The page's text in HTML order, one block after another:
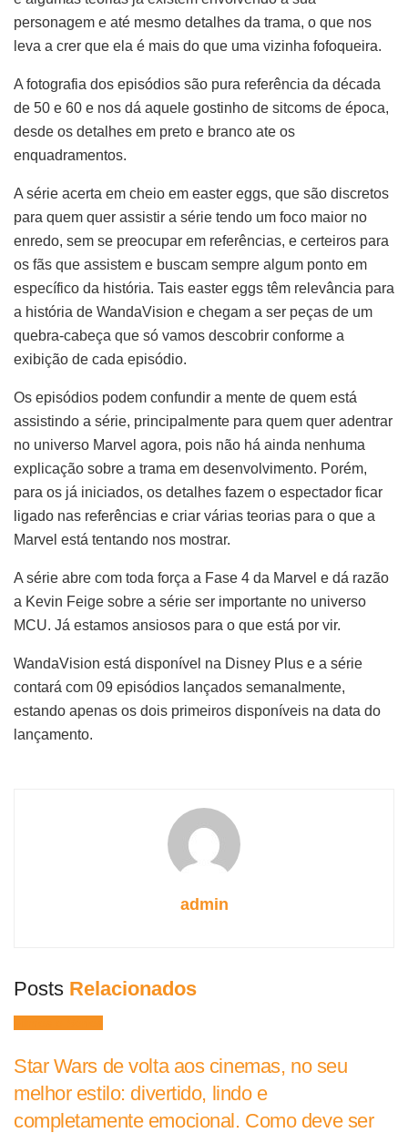
personagem e até mesmo detalhes da trama, o que nos
leva a crer que ela é mais do que uma vizinha fofoqueira.
A fotografia dos episódios são pura referência da década
de 50 e 60 e nos dá aquele gostinho de sitcoms de época,
desde os detalhes em preto e branco ate os
enquadramentos.
A série acerta em cheio em easter eggs, que são discretos
para quem quer assistir a série tendo um foco maior no
enredo, sem se preocupar em referências, e certeiros para
os fãs que assistem e buscam sempre algum ponto em
específico da história. Tais easter eggs têm relevância para
a história de WandaVision e chegam a ser peças de um
quebra-cabeça que só vamos descobrir conforme a
exibição de cada episódio.
Os episódios podem confundir a mente de quem está
assistindo a série, principalmente para quem quer adentrar
no universo Marvel agora, pois não há ainda nenhuma
explicação sobre a trama em desenvolvimento. Porém,
para os já iniciados, os detalhes fazem o espectador ficar
ligado nas referências e criar várias teorias para o que a
Marvel está tentando nos mostrar.
A série abre com toda força a Fase 4 da Marvel e dá razão
a Kevin Feige sobre a série ser importante no universo
MCU. Já estamos ansiosos para o que está por vir.
WandaVision está disponível na Disney Plus e a série
contará com 09 episódios lançados semanalmente,
estando apenas os dois primeiros disponíveis na data do
lançamento.
admin
Posts Relacionados
Star Wars de volta aos cinemas, no seu
melhor estilo: divertido, lindo e
completamente emocional. Como deve ser